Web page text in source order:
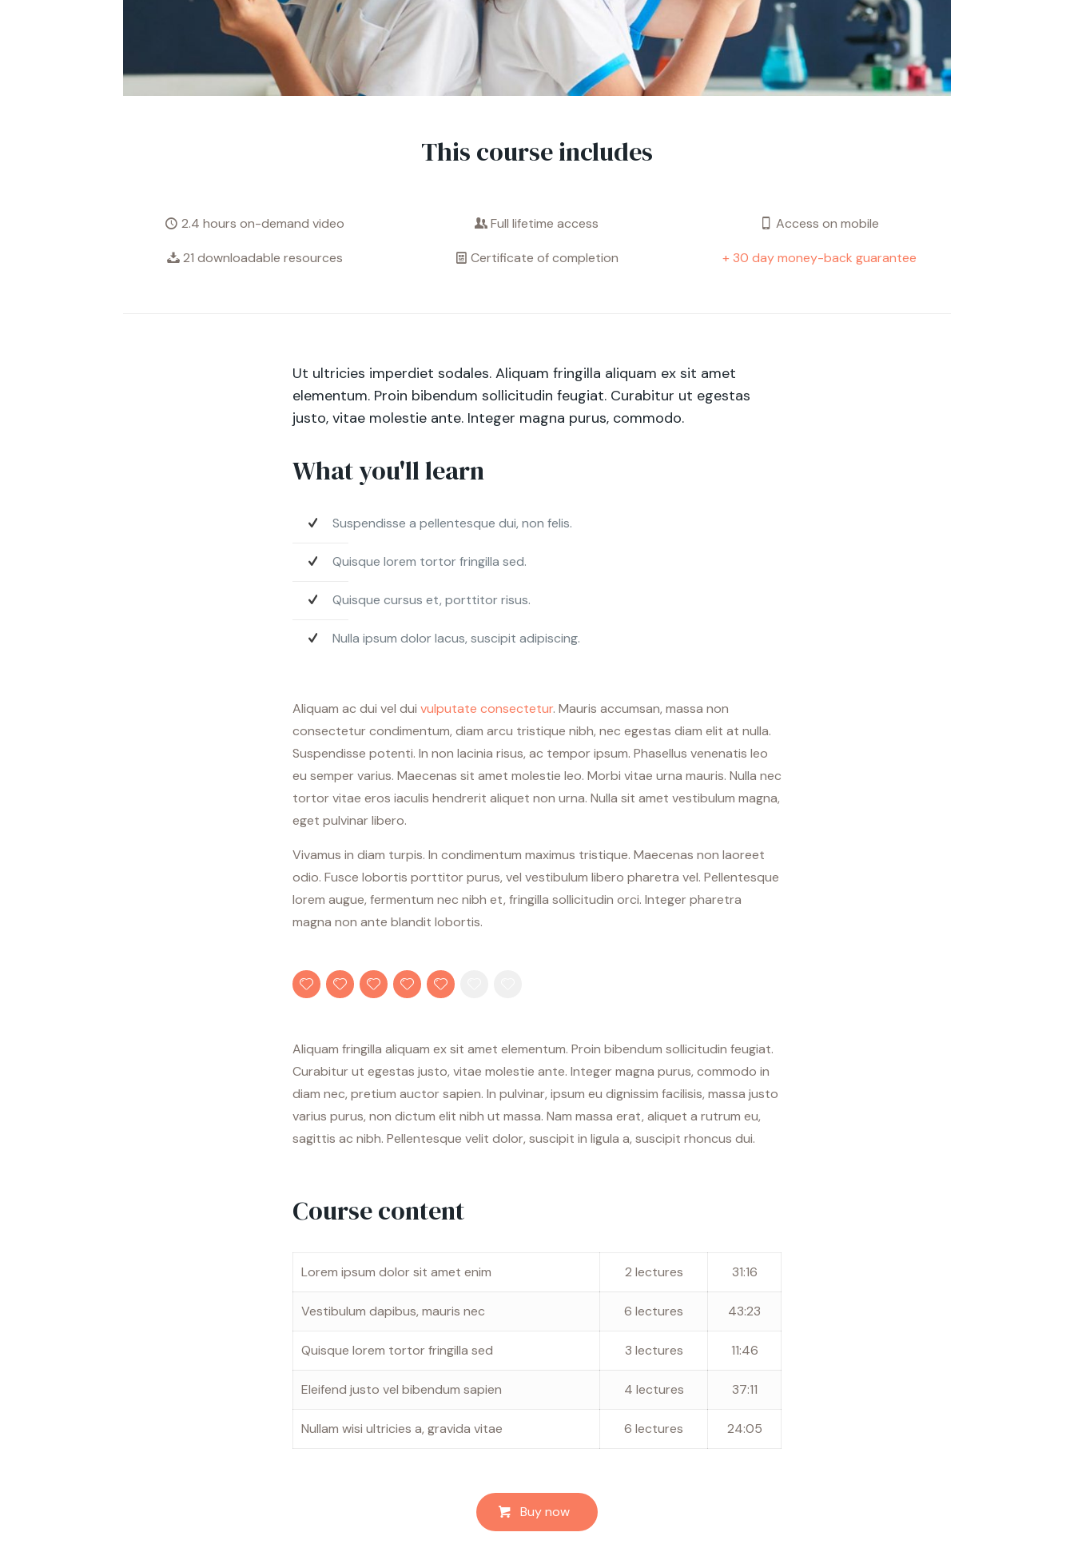
This course includes
2.4 hours on-demand video
21 downloadable resources
Full lifetime access
Certificate of completion
Access on mobile
+ 30 day money-back guarantee
Ut ultricies imperdiet sodales. Aliquam fringilla aliquam ex sit amet
elementum. Proin bibendum sollicitudin feugiat. Curabitur ut egestas
justo, vitae molestie ante. Integer magna purus, commodo.
What you'll learn
Suspendisse a pellentesque dui, non felis.
Quisque lorem tortor fringilla sed.
Quisque cursus et, porttitor risus.
Nulla ipsum dolor lacus, suscipit adipiscing.
Aliquam ac dui vel dui vulputate consectetur. Mauris accumsan, massa non
consectetur condimentum, diam arcu tristique nibh, nec egestas diam elit at nulla.
Suspendisse potenti. In non lacinia risus, ac tempor ipsum. Phasellus venenatis leo
eu semper varius. Maecenas sit amet molestie leo. Morbi vitae urna mauris. Nulla nec
tortor vitae eros iaculis hendrerit aliquet non urna. Nulla sit amet vestibulum magna,
eget pulvinar libero.
Vivamus in diam turpis. In condimentum maximus tristique. Maecenas non laoreet
odio. Fusce lobortis porttitor purus, vel vestibulum libero pharetra vel. Pellentesque
lorem augue, fermentum nec nibh et, fringilla sollicitudin orci. Integer pharetra
magna non ante blandit lobortis.
Aliquam fringilla aliquam ex sit amet elementum. Proin bibendum sollicitudin feugiat.
Curabitur ut egestas justo, vitae molestie ante. Integer magna purus, commodo in
diam nec, pretium auctor sapien. In pulvinar, ipsum eu dignissim facilisis, massa justo
varius purus, non dictum elit nibh ut massa. Nam massa erat, aliquet a rutrum eu,
sagittis ac nibh. Pellentesque velit dolor, suscipit in ligula a, suscipit rhoncus dui.
Course content
Lorem ipsum dolor sit amet enim 2 lectures 31:16
Vestibulum dapibus, mauris nec 6 lectures 43:23
Quisque lorem tortor fringilla sed 3 lectures 11:46
Eleifend justo vel bibendum sapien 4 lectures 37:11
Nullam wisi ultricies a, gravida vitae 6 lectures 24:05
Buy now